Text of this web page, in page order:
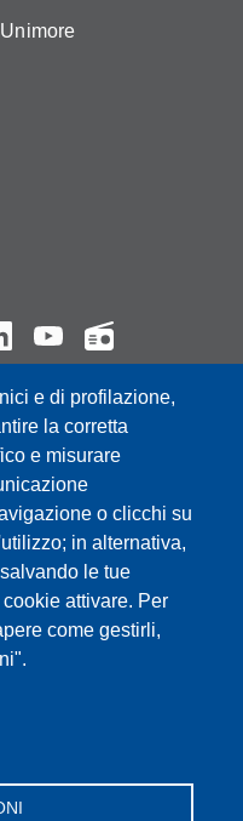
e di profilazione,
la corretta
e misurare
o clicchi su
in alternativa,
le tue
attivare. Per
come gestirli,
Modena, Tel. 059
9, 42121 Reggio
523045